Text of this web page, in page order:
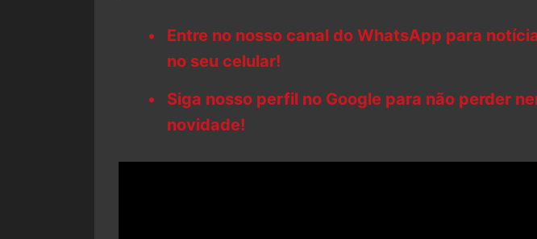
Entre no nosso canal do WhatsApp para
no seu celular!
Siga nosso perfil no Google para não perder
novidade!